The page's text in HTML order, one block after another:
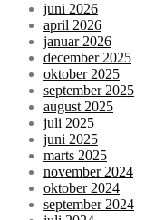
juni 2026
april 2026
januar 2026
december 2025
oktober 2025
september 2025
august 2025
juli 2025
juni 2025
marts 2025
november 2024
oktober 2024
september 2024